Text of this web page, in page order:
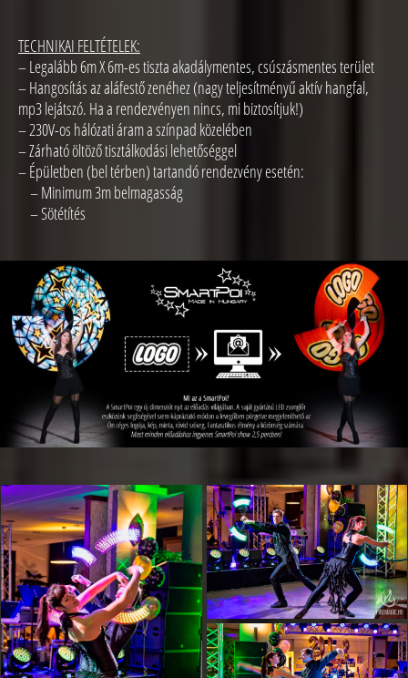
TECHNIKAI FELTÉTELEK:
– Legalább 6m X 6m-es tiszta akadálymentes, csúszásmentes terület
– Hangosítás az aláfestő zenéhez (nagy teljesítményű aktív hangfal,
mp3 lejátszó. Ha a rendezvényen nincs, mi biztosítjuk!)
– 230V-os hálózati áram a színpad közelében
– Zárható öltöző tisztálkodási lehetőséggel
– Épületben (bel térben) tartandó rendezvény esetén:
– Minimum 3m belmagasság
– Sötétítés